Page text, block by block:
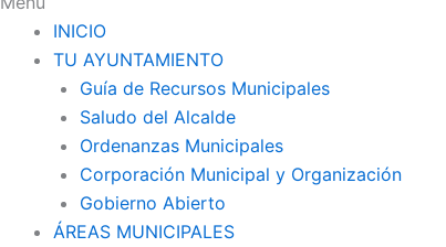
INICIO
TU AYUNTAMIENTO
Guía de Recursos Municipales
Saludo del Alcalde
Ordenanzas Municipales
Corporación Municipal y Organización
Gobierno Abierto
ÁREAS MUNICIPALES